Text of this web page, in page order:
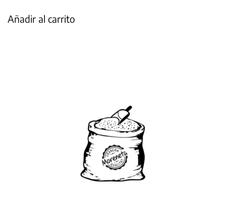
Añadir al carrito